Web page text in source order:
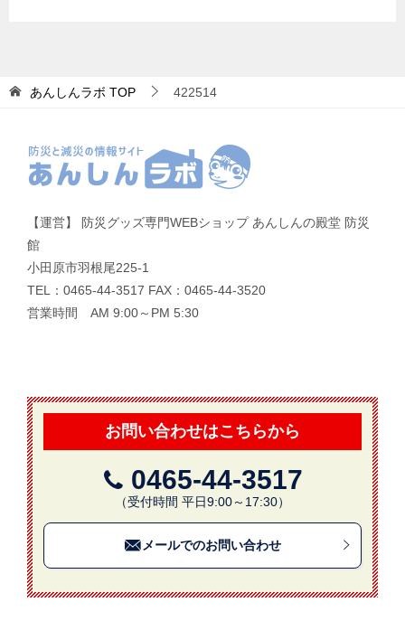
あんしんラボ TOP 422514
【運営】 防災グッズ専門WEBショップ あんしんの殿堂 防災
館
小田原市羽根尾225-1
TEL：0465-44-3517 FAX：0465-44-3520
営業時間 AM 9:00～PM 5:30
お問い合わせはこちらから
0465-44-3517
（受付時間 平日9:00～17:30）
メールでのお問い合わせ